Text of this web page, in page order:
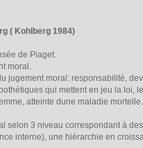
( Kohlberg 1984)
de Piaget.
moral.
jugement moral: responsabilité,
qui mettent en jeu la
atteinte dune maladie mortelle.
selon 3 niveau correspondant à
interne), une hiérarchie en